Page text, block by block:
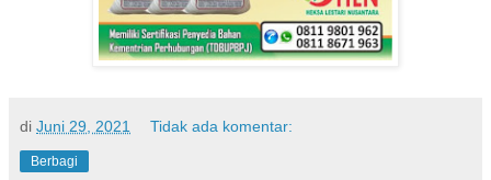
di Juni 29, 2021 Tidak ada komentar:
Berbagi